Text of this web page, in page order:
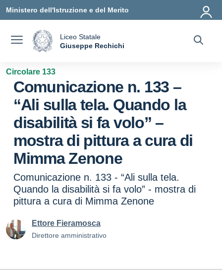
Ministero dell'Istruzione e del Merito
Liceo Statale
Giuseppe Rechichi
Circolare 133
Comunicazione n. 133 –
“Ali sulla tela. Quando la
disabilità si fa volo” –
mostra di pittura a cura di
Mimma Zenone
Comunicazione n. 133 - “Ali sulla tela.
Quando la disabilità si fa volo” - mostra di
pittura a cura di Mimma Zenone
Ettore Fieramosca
Direttore amministrativo